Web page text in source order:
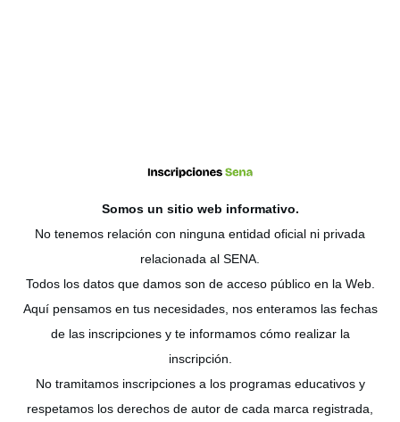
Somos un sitio web informativo.
No tenemos relación con ninguna entidad oficial ni privada
relacionada al SENA.
Todos los datos que damos son de acceso público en la Web.
Aquí pensamos en tus necesidades, nos enteramos las fechas
de las inscripciones y te informamos cómo realizar la
inscripción.
No tramitamos inscripciones a los programas educativos y
respetamos los derechos de autor de cada marca registrada,